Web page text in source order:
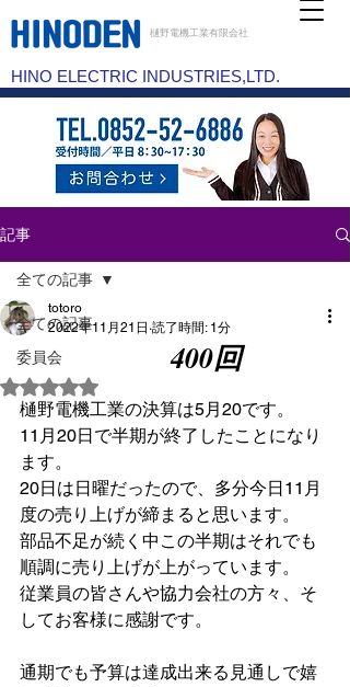
樋野電機工業有限会社
HINO ELECTRIC INDUSTRIES,LTD.
記事
全ての記事
委員会
全ての記事
400回
totoro
2022年11月21日 読了時間: 1分
5つ星のうちNaNと評価されています。
樋野電機工業の決算は5月20です。
11月20日で半期が終了したことになり
ます。
20日は日曜だったので、多分今日11月
度の売り上げが締まると思います。
部品不足が続く中この半期はそれでも
順調に売り上げが上がっています。
従業員の皆さんや協力会社の方々、そ
してお客様に感謝です。
通期でも予算は達成出来る見通しで嬉